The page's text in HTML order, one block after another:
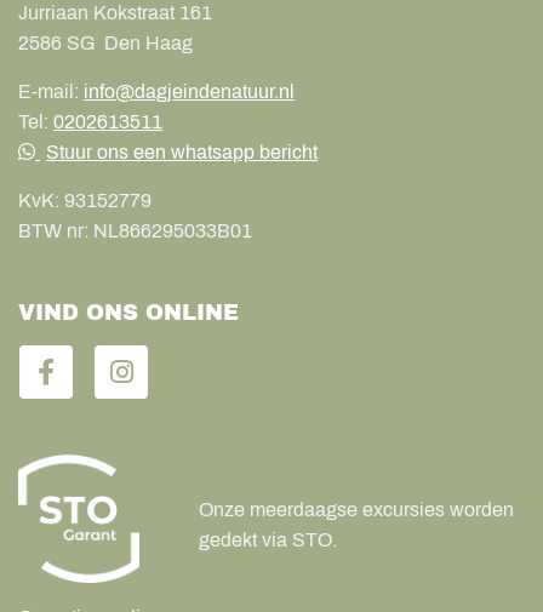
Jurriaan Kokstraat 161
2586 SG Den Haag
E-mail: info@dagjeindenatuur.nl
Tel: 0202613511
Stuur ons een whatsapp bericht
KvK: 93152779
BTW nr: NL866295033B01
VIND ONS ONLINE
Onze meerdaagse excursies worden
gedekt via STO.